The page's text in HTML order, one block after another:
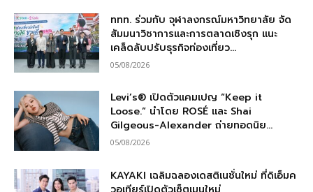
ททท. ร่วมกับ จุฬาลงกรณ์มหาวิทยาลัย จัด
สัมมนาวิชาการและการตลาดเชิงรุก แนะ
เคล็ดลับปรับธุรกิจท่องเที่ยว...
05/08/2026
Levi’s® เปิดตัวแคมเปญ “Keep it
Loose.” นำโดย ROSÉ และ Shai
Gilgeous-Alexander ถ่ายทอดนิย...
05/08/2026
KAYAKI เฉลิมฉลองเดสติเนชั่นใหม่ ที่ดิเอ็มค